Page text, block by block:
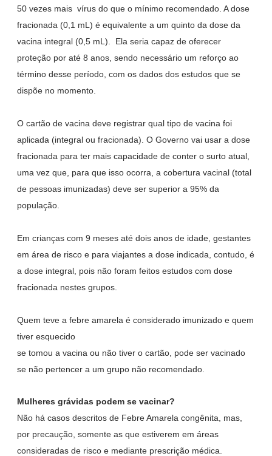
50 vezes mais vírus do que o mínimo recomendado. A dose
fracionada (0,1 mL) é equivalente a um quinto da dose da
vacina integral (0,5 mL). Ela seria capaz de oferecer
proteção por até 8 anos, sendo necessário um reforço ao
término desse período, com os dados dos estudos que se
dispõe no momento.
O cartão de vacina deve registrar qual tipo de vacina foi
aplicada (integral ou fracionada). O Governo vai usar a dose
fracionada para ter mais capacidade de conter o surto atual,
uma vez que, para que isso ocorra, a cobertura vacinal (total
de pessoas imunizadas) deve ser superior a 95% da
população.
Em crianças com 9 meses até dois anos de idade, gestantes
em área de risco e para viajantes a dose indicada, contudo, é
a dose integral, pois não foram feitos estudos com dose
fracionada nestes grupos.
Quem teve a febre amarela é considerado imunizado e quem
tiver esquecido
se tomou a vacina ou não tiver o cartão, pode ser vacinado
se não pertencer a um grupo não recomendado.
Mulheres grávidas podem se vacinar?
Não há casos descritos de Febre Amarela congênita, mas,
por precaução, somente as que estiverem em áreas
consideradas de risco e mediante prescrição médica.